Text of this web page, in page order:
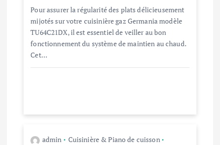
Pour assurer la régularité des plats délicieusement
mijotés sur votre cuisinière gaz Germania modèle
TU64C21DX, il est essentiel de veiller au bon
fonctionnement du système de maintien au chaud.
Cet…
admin
Cuisinière & Piano de cuisson